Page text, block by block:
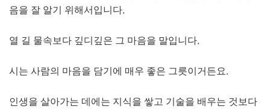
음을 잘 알기 위해서입니다.
열 길 물속보다 깊디깊은 그 마음을 말입니다.
시는 사람의 마음을 담기에 매우 좋은 그릇이거든요.
인생을 살아가는 데에는 지식을 쌓고 기술을 배우는 것보다